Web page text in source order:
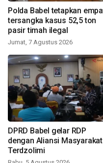
Polda Babel tetapkan
tersangka kasus 52,5 ton
pasir timah ilegal
Jumat, 7 Agustus 2026
DPRD Babel gelar RDP
dengan Aliansi Masyarakat
Terdzolimi